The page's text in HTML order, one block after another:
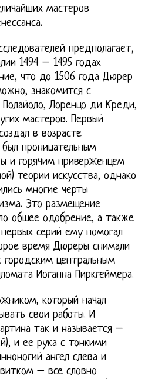
мастеров
предполагает,
1494 – 1495 годах
что до 1506 года Дюрер
знакомится с
Лоренцо ди Креди,
мастеров. Первый
в возрасте
проницательным
и горячим приверженцем
теории искусства, однако
многие черты
Это размещение
общее одобрение, а также
серий ему помогал
время Дюреры снимали
центральным
Иоганна Пиркгеймера.
который начал
свои работы. И
так и называется –
и ее рука с тонкими
ангел слева и
– все словно